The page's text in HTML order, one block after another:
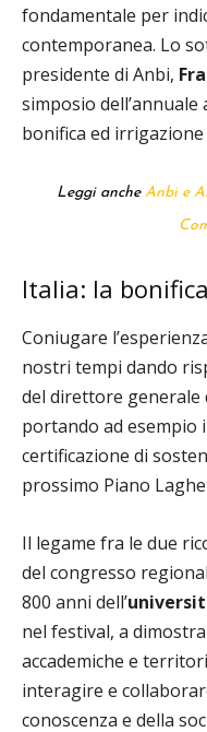
fondamentale per
contemporanea. Lo
presidente di Anbi,
simposio dell’annuale
bonifica ed
Leggi anche Anbi e
Italia: la
Coniugare
nostri tempi dando
del direttore generale
portando ad esempio
certificazione di
prossimo Piano
Il legame fra le due
del congresso
800 anni dell’
nel festival, a
accademiche e
interagire e
conoscenza e della